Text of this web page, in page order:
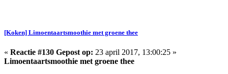
[Koken] Limoentaartsmoothie met groene thee
« Reactie #130 Gepost op: 23 april 2017, 13:00:25 »
Limoentaartsmoothie met groene thee